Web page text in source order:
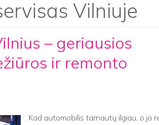
Vilniuje
– geriausios
ir remonto
Kad automobilis tarnautų ilgiau, o jo